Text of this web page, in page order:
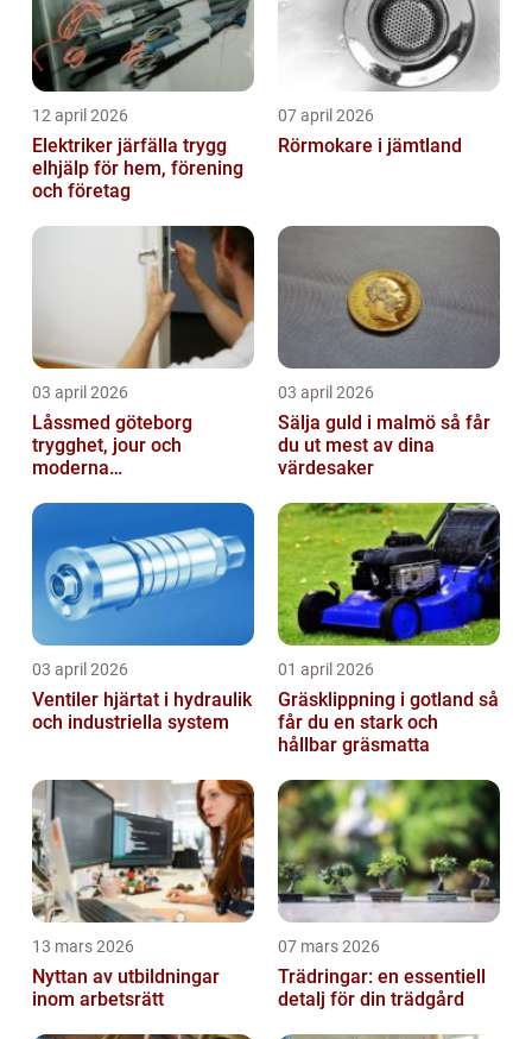
12 april 2026
Elektriker järfälla trygg
elhjälp för hem, förening
och företag
07 april 2026
Rörmokare i jämtland
03 april 2026
Låssmed göteborg
trygghet, jour och
moderna
03 april 2026
Sälja guld i malmö så får
du ut mest av dina
värdesaker
03 april 2026
Ventiler hjärtat i hydraulik
och industriella system
01 april 2026
Gräsklippning i gotland så
får du en stark och
hållbar gräsmatta
13 mars 2026
Nyttan av utbildningar
inom arbetsrätt
07 mars 2026
Trädringar: en essentiell
detalj för din trädgård